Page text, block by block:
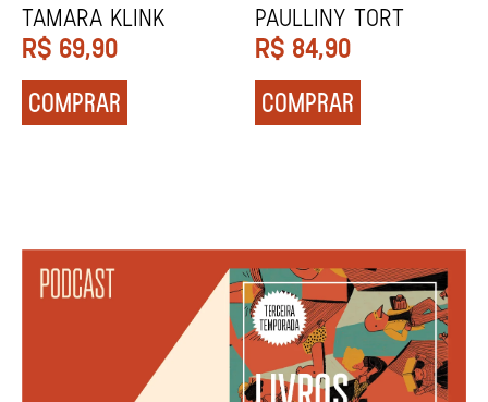
REGINALDO PRANDI
R$ 79,90
COMPRAR
Socorro Acioli
R$ 74,90
COMPRAR